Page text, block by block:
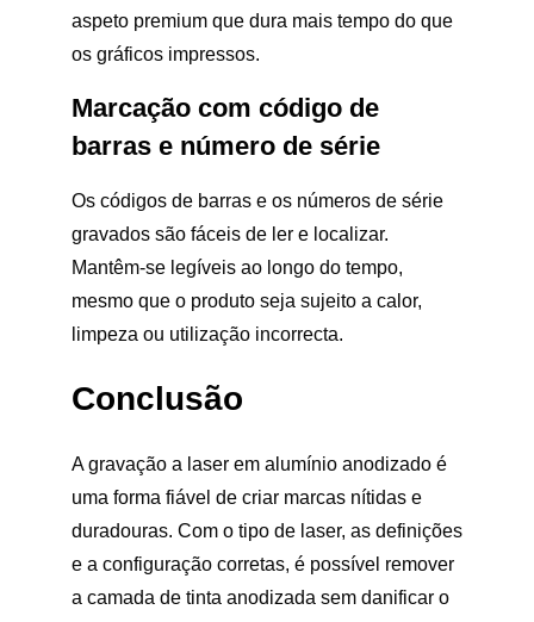
aspeto premium que dura mais tempo do que
os gráficos impressos.
Marcação com código de
barras e número de série
Os códigos de barras e os números de série
gravados são fáceis de ler e localizar.
Mantêm-se legíveis ao longo do tempo,
mesmo que o produto seja sujeito a calor,
limpeza ou utilização incorrecta.
Conclusão
A gravação a laser em alumínio anodizado é
uma forma fiável de criar marcas nítidas e
duradouras. Com o tipo de laser, as definições
e a configuração corretas, é possível remover
a camada de tinta anodizada sem danificar o